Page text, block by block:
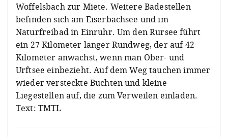
Woffelsbach zur Miete. Weitere Badestellen
befinden sich am Eiserbachsee und im
Naturfreibad in Einruhr. Um den Rursee führt
ein 27 Kilometer langer Rundweg, der auf 42
Kilometer anwächst, wenn man Ober- und
Urftsee einbezieht. Auf dem Weg tauchen immer
wieder versteckte Buchten und kleine
Liegestellen auf, die zum Verweilen einladen.
Text: TMTL